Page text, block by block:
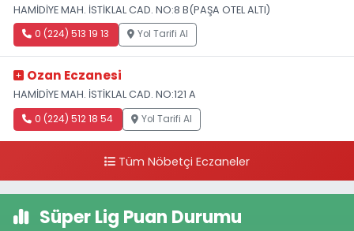
HAMİDİYE MAH. İSTİKLAL CAD. NO:8 B(PAŞA OTEL ALTI)
0 (224) 513 19 13 Yol Tarifi Al
Ozan Eczanesi
HAMİDİYE MAH. İSTİKLAL CAD. NO:121 A
0 (224) 512 18 54 Yol Tarifi Al
Tüm Nöbetçi Eczaneler
Süper Lig Puan Durumu